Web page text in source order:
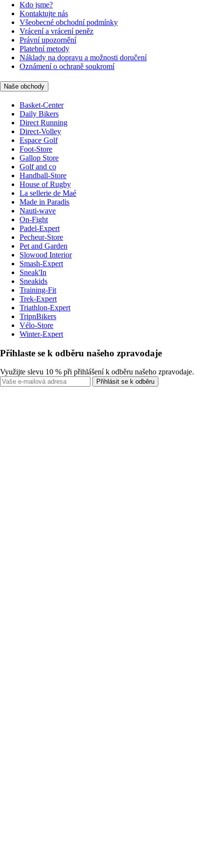
Kdo jsme?
Kontaktujte nás
Všeobecné obchodní podmínky
Vrácení a vrácení peněz
Právní upozornění
Platební metody
Náklady na dopravu a možnosti doručení
Oznámení o ochraně soukromí
Naše obchody
Basket-Center
Daily Bikers
Direct Running
Direct-Volley
Espace Golf
Foot-Store
Gallop Store
Golf and co
Handball-Store
House of Rugby
La sellerie de Maé
Made in Paradis
Nauti-wave
On-Fight
Padel-Expert
Pecheur-Store
Pet and Garden
Slowood Interior
Smash-Expert
Sneak'In
Sneakids
Training-Fit
Trek-Expert
Triathlon-Expert
TripnBikers
Vélo-Store
Winter-Expert
Přihlaste se k odběru našeho zpravodaje
Využijte slevu 10 % při přihlášení k odběru našeho zpravodaje.
Přihlásit se k odběru